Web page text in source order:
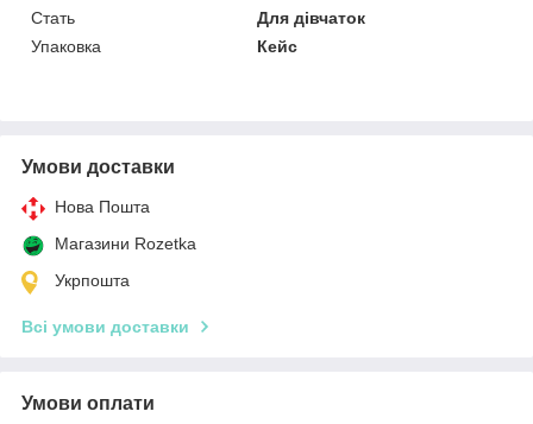
Стать
Для дівчаток
Упаковка
Кейс
Умови доставки
Нова Пошта
Магазини Rozetka
Укрпошта
Всі умови доставки
Умови оплати